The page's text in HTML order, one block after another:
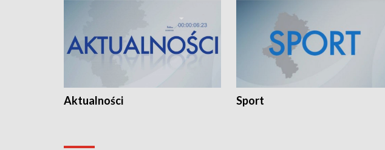
Aktualności Sport